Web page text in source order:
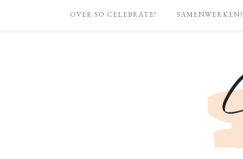
OVER SO CELEBRATE! SAMENWERKEN?